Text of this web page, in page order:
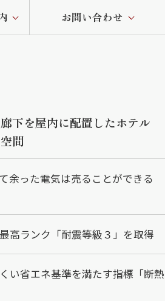
お問い合わせ
下を屋内に配置したホテル
間
余った電気は売ることができる
高ランク「耐震等級３」を取得
い省エネ基準を満たす指標「断熱